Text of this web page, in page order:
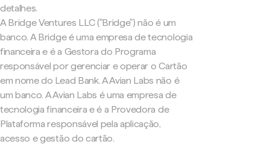
detalhes.
A Bridge Ventures LLC ("Bridge") não é um
banco. A Bridge é uma empresa de tecnologia
financeira e é a Gestora do Programa
responsável por gerenciar e operar o Cartão
em nome do Lead Bank. A Avian Labs não é
um banco. A Avian Labs é uma empresa de
tecnologia financeira e é a Provedora de
Plataforma responsável pela aplicação,
acesso e gestão do cartão.